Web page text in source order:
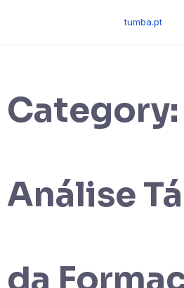
tumba.pt
Category:
Análise
da